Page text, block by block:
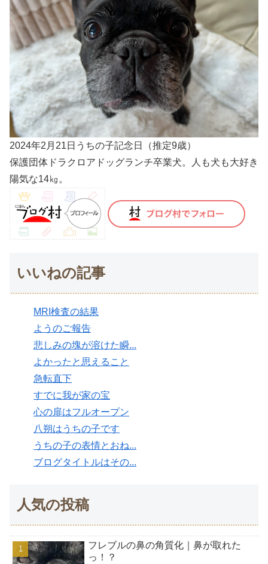
2024年2月21日うちの子記念日（推定9歳）
保護団体ドラクロアドッグランチ卒業犬。人も犬も大好き
陽気な14㎏。
いいねの記事
MRI検査の結果
ようのご報告
悲しみの塊が溶けた瞬...
よかったと思えること
急転直下
すでに我が家の宝
心の扉はフルオープン
八朔はうちの子です
うちの子の表情とおね...
ブログタイトルはその...
人気の投稿
フレブルの鼻の角質化｜鼻が取れた
っ！？